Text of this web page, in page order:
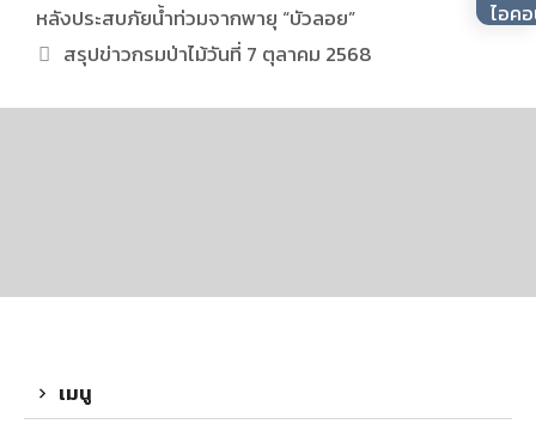
หลังประสบภัยน้ำท่วมจากพายุ “บัวลอย”
สรุปข่าวกรมป่าไม้วันที่ 7 ตุลาคม 2568
เมนู